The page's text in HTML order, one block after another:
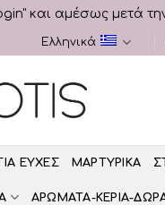
και αμέσως μετά
Ελληνικά
ΕΥΧΕΣ ΜΑΡΤΥΡΙΚΑ
ΑΡΩΜΑΤΑ-ΚΕΡΙΑ-